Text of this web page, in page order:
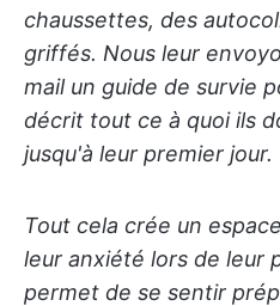
chaussettes, des
griffés. Nous leur
mail un guide de survie
décrit tout ce à quoi ils
jusqu'à leur premier jour.
Tout cela crée un
leur anxiété lors de leur
permet de se sentir